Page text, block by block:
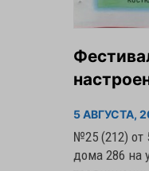
5 АВГУСТА,
№25 (212) от
дома 286 на